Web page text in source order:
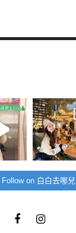
Follow on 白白去哪兒